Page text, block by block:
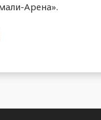
Арена».